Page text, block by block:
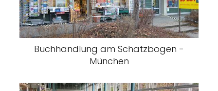
Buchhandlung am Schatzbogen -
München